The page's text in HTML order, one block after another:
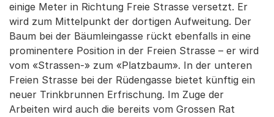
einige Meter in Richtung Freie Strasse versetzt. Er
wird zum Mittelpunkt der dortigen Aufweitung. Der
Baum bei der Bäumleingasse rückt ebenfalls in eine
prominentere Position in der Freien Strasse – er wird
vom «Strassen-» zum «Platzbaum». In der unteren
Freien Strasse bei der Rüdengasse bietet künftig ein
neuer Trinkbrunnen Erfrischung. Im Zuge der
Arbeiten wird auch die bereits vom Grossen Rat